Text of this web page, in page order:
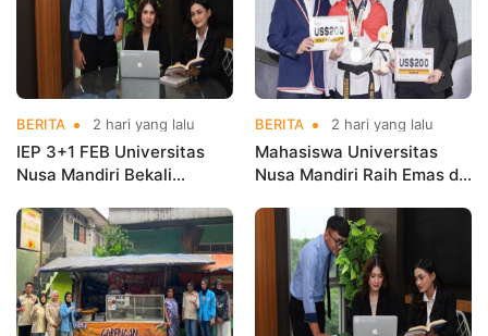
BERITA 2 hari yang lalu
IEP 3+1 FEB Universitas
Nusa Mandiri Bekali
Kerja Sebelum Lulus
BERITA 2 hari yang lalu
Mahasiswa Universitas
Nusa Mandiri Raih Emas di
Indonesia Open
Championships 2026